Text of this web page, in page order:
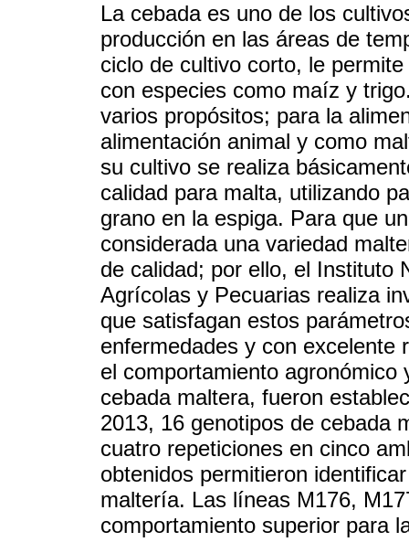
La cebada es uno de los
producción en las áreas de
ciclo de cultivo corto, le
con especies como maíz y
varios propósitos; para la
alimentación animal y como
su cultivo se realiza
calidad para malta, utilizando
grano en la espiga. Para que
considerada una variedad
de calidad; por ello, el Instituto
Agrícolas y Pecuarias realiza
que satisfagan estos
enfermedades y con excelente
el comportamiento
cebada maltera, fueron
2013, 16 genotipos de cebada
cuatro repeticiones en cinco
obtenidos permitieron
maltería. Las líneas M176,
comportamiento superior para